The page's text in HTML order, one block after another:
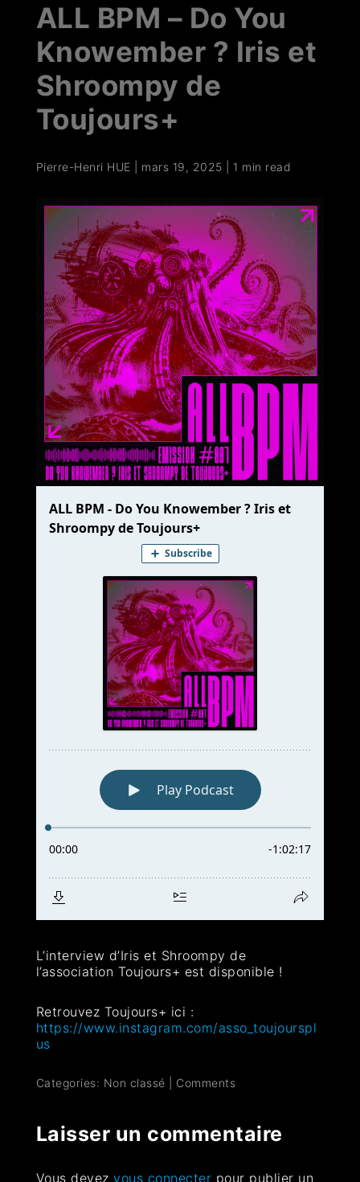
ALL BPM – Do You
Knowember ? Iris et
Shroompy de
Toujours+
Pierre-Henri HUE mars 19, 2025 1 min read
L’interview d’Iris et Shroompy de
l’association Toujours+ est disponible !
Retrouvez Toujours+ ici :
https://www.instagram.com/asso_toujourspl
us
Categories: Non classé Comments
Laisser un commentaire
Vous devezvous connecter pour publier un